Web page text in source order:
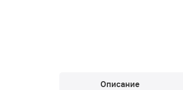
Описание